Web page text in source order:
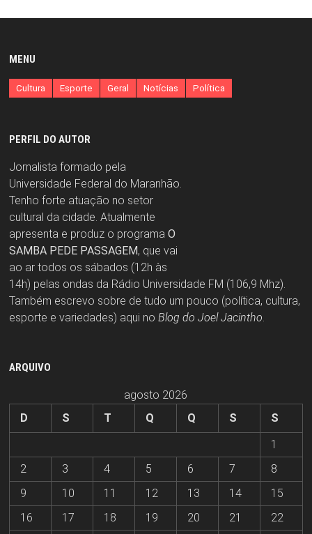
MENU
Cultura Esporte Geral Notícias Política
PERFIL DO AUTOR
Jornalista formado pela
Universidade Federal do Maranhão.
Tenho forte atuação no setor
cultural da cidade. Atualmente
apresenta e produz o programa O
SAMBA PEDE PASSAGEM, que vai
ao ar todos os sábados (12h às
14h) pelas ondas da Rádio Universidade FM (106,9 Mhz).
Também escrevo sobre de tudo um pouco (política, cultura,
esporte e variedades) aqui no Blog do Joel Jacintho.
ARQUIVO
agosto 2026
D
S T Q Q S
S
1
2
3 4 5 6 7
8
9
10 11 12 13 14
15
16
17 18 19 20 21 22